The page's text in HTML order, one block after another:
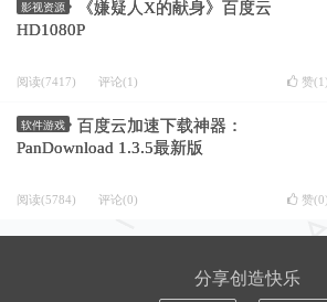
影视资源
《嫌疑人X的献身》百度云
HD1080P
阅读(7417) 评论(1) 赞(1 )
软件游戏
百度云加速下载神器：
PanDownload 1.3.5最新版
阅读(5784) 评论(0) 赞(0)
分享创造快乐